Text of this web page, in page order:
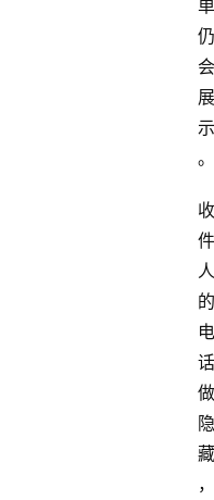
单
仍
会
展
示
。
收
件
人
的
电
话
做
隐
藏
，